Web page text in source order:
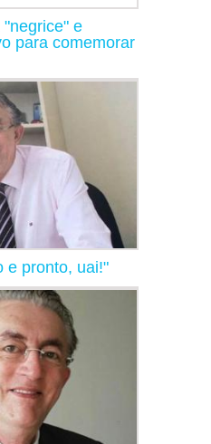
e
para comemorar
e pronto, uai!"